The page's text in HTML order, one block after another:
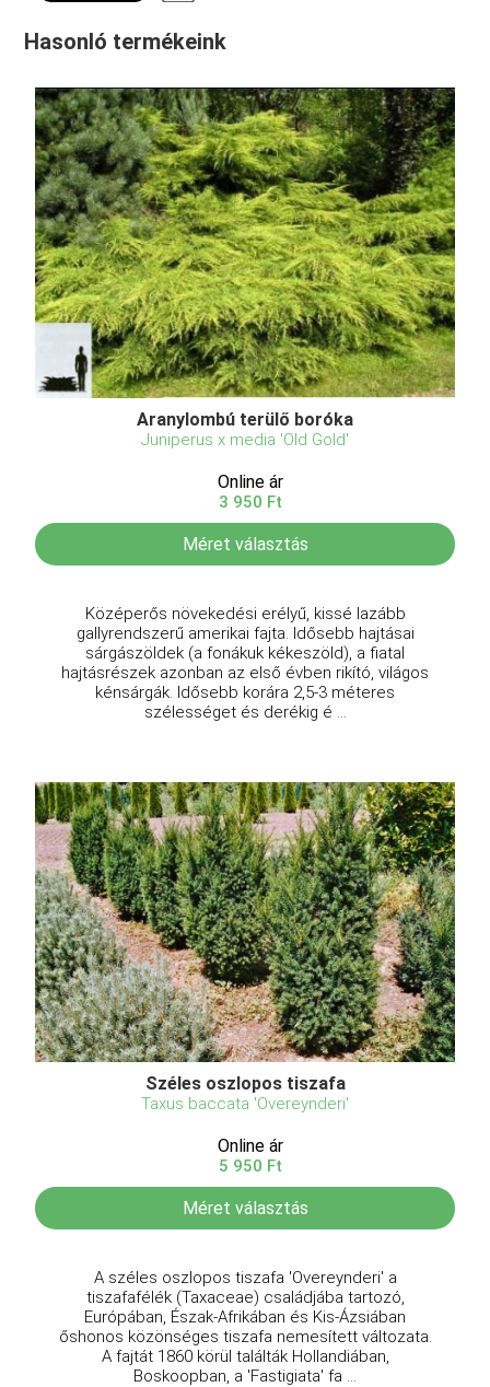
Hasonló termékeink
Aranylombú terülő boróka
Juniperus x media 'Old Gold'
Online ár
3 950 Ft
Méret választás
Középerős növekedési erélyű, kissé lazább
gallyrendszerű amerikai fajta. Idősebb hajtásai
sárgászöldek (a fonákuk kékeszöld), a fiatal
hajtásrészek azonban az első évben rikító, világos
kénsárgák. Idősebb korára 2,5-3 méteres
szélességet és derékig é ...
Széles oszlopos tiszafa
Taxus baccata 'Overeynderi'
Online ár
5 950 Ft
Méret választás
A széles oszlopos tiszafa 'Overeynderi' a
tiszafafélék (Taxaceae) családjába tartozó,
Európában, Észak-Afrikában és Kis-Ázsiában
őshonos közönséges tiszafa nemesített változata.
A fajtát 1860 körül találták Hollandiában,
Boskoopban, a 'Fastigiata' fa ...